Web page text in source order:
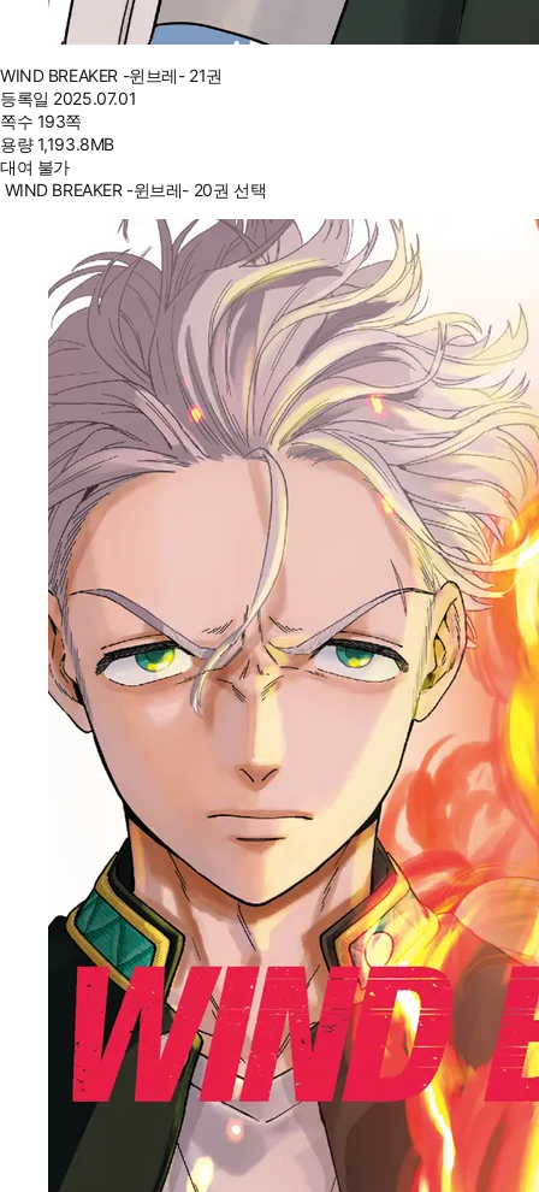
WIND BREAKER -윈브레- 21권
등록일 2025.07.01
쪽수 193쪽
용량1,193.8MB
대여 불가
WIND BREAKER -윈브레- 20권 선택